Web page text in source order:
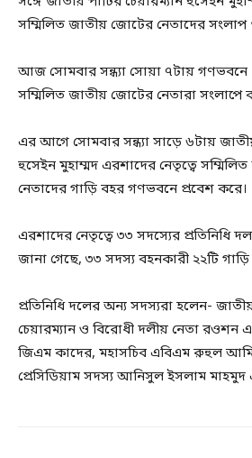
সম্মিলিত জাতীয় জোটের নেতাদের
আজ সোমবার সন্ধ্যা সোয়া ৭টায় গণভবনে
সম্মিলিত জাতীয় জোটের নেতারা সংলাপে
এর আগে সোমবার সন্ধ্যা সাড়ে ৬টায় জাতীয়
হুসেইন মুহাম্মদ এরশাদের নেতৃত্বে
নেতাদের গাড়ি বহর গণভবনে প্রবেশ করে।
এরশাদের নেতৃত্বে ৩৩ সদস্যের প্রতিনিধি
জানা গেছে, ৩৩ সদস্য বহনকারী ২২টি
প্রতিনিধি দলের অন্য সদস্যরা হলেন-
চেয়ারম্যান ও বিরোধী দলীয় নেতা রওশন
জিএম কাদের, মহাসচিব এবিএম রুহুল
প্রেসিডিয়াম সদস্য আনিসুল ইসলাম